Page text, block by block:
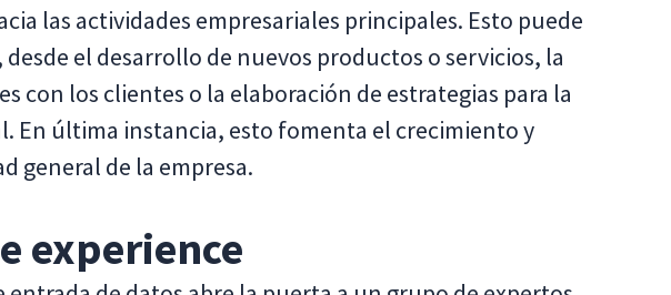
las actividades empresariales principales. Esto puede
el desarrollo de nuevos productos o servicios, la
con los clientes o la elaboración de estrategias para la
En última instancia, esto fomenta el crecimiento y
general de la empresa.
experience